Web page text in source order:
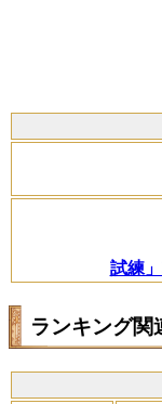
試練
ランキング関